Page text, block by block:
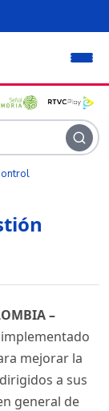
–
mejorar la
a sus
general de